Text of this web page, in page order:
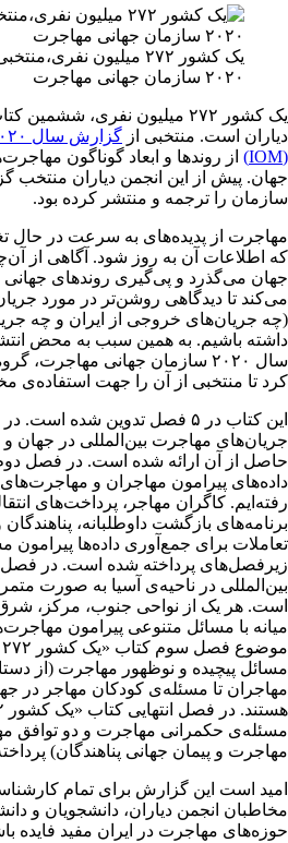
یک کشور ۲۷۲ میلیون
۲۰۲۰ سازمان جهانی مهاجرت
یک کشور ۲۷۲ میلیون نفری،
دیاران است. منتخبی از
(IOM)
از روندها و ابعاد گوناگون
سازمان را ترجمه و منتشر کرده بود.
مهاجرت از پدیده‌های به سرعت در حال
که اطلاعات آن به روز شود. آگاهی از
جهان می‌گذرد و پی‌گیری روندهای
می‌کند تا دیدگاهی روشن‌تر در مورد
(چه جریان‌های خروجی از ایران و چه
داشته باشیم. به همین سبب به محض
سال ۲۰۲۰ سازمان جهانی
کرد تا منتخبی از آن را جهت استفاده‌ی
این کتاب در ۵ فصل تدوین شده
جریان‌های مهاجرت‌ بین‌المللی در جهان و
حاصل از آن ارائه شده است. در فصل
داده‌های پیرامون مهاجران و
رفته‌ایم. کاگران مهاجر، پرداخت‌های
برنامه‌های بازگشت داوطلبانه، پناهندگان
تعاملات برای جمع‌آوری داده‌ها پیرامون
زیرفصل‌های پرداخته شده است. در
بین‌المللی در ناحیه‌ی آسیا به صورت
است. هر یک از نواحی جنوب، مرکز، شرق
میانه با مسائل متنوعی پیرامون
مسائل پیچیده و نوظهور مهاجرت (از
مهاجران تا مسئله‌ی کودکان مهاجر
مسئله‌ی حکمرانی مهاجرت و دو توافق
مهاجرت و پیمان جهانی پناهندگان)
امید است این گزارش برای تمام
مخاطبان انجمن دیاران، دانشجویان و
حوزه‌های مهاجرت در ایران مفید فایده